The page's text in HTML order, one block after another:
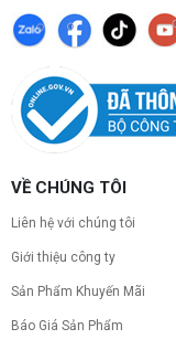
VỀ CHÚNG TÔI
Liên hệ với chúng tôi
Giới thiệu công ty
Sản Phẩm Khuyến Mãi
Báo Giá Sản Phẩm